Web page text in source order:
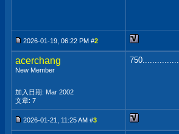
2026-01-19, 06:22 PM #2
acerchang
New Member
加入日期: Mar 2002
文章: 7
750...............
2026-01-21, 11:25 AM #3